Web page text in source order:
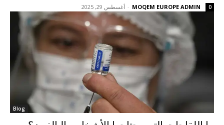
MOQEM EUROPE ADMIN
- أغسطس 29, 2025 0
Blog